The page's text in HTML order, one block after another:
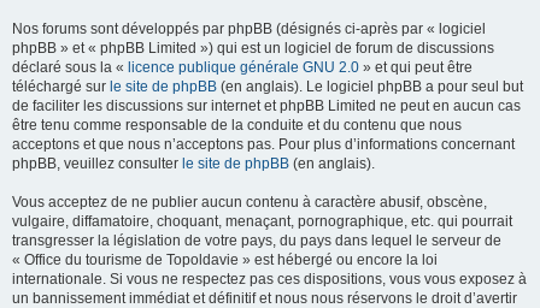
Nos forums sont développés par phpBB (désignés ci-après par « logiciel
phpBB » et « phpBB Limited ») qui est un logiciel de forum de discussions
déclaré sous la « licence publique générale GNU 2.0 » et qui peut être
téléchargé sur le site de phpBB (en anglais). Le logiciel phpBB a pour seul but
de faciliter les discussions sur internet et phpBB Limited ne peut en aucun cas
être tenu comme responsable de la conduite et du contenu que nous
acceptons et que nous n’acceptons pas. Pour plus d’informations concernant
phpBB, veuillez consulter le site de phpBB (en anglais).
Vous acceptez de ne publier aucun contenu à caractère abusif, obscène,
vulgaire, diffamatoire, choquant, menaçant, pornographique, etc. qui pourrait
transgresser la législation de votre pays, du pays dans lequel le serveur de
« Office du tourisme de Topoldavie » est hébergé ou encore la loi
internationale. Si vous ne respectez pas ces dispositions, vous vous exposez à
un bannissement immédiat et définitif et nous nous réservons le droit d’avertir